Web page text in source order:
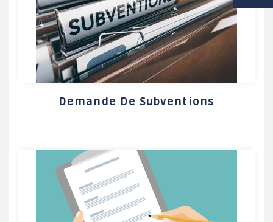
VIE SCOLAIRE
SOCIAL / SOLIDARITÉ
SANTÉ
Demande De Subventions